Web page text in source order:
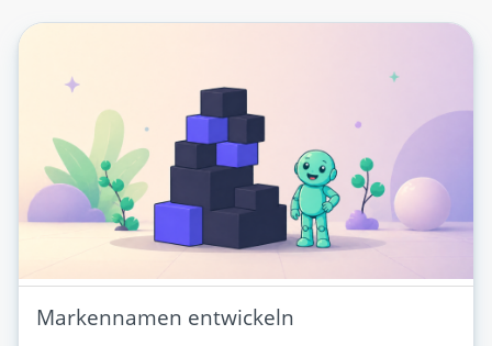
Markennamen entwickeln